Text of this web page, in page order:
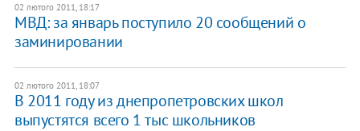
02 лютого 2011, 18:17
МВД: за январь поступило 20 сообщений о
заминировании
02 лютого 2011, 18:07
В 2011 году из днепропетровских школ
выпустятся всего 1 тыс школьников